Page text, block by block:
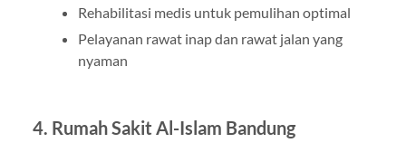
Rehabilitasi medis untuk pemulihan optimal
Pelayanan rawat inap dan rawat jalan yang
nyaman
4. Rumah Sakit Al-Islam Bandung